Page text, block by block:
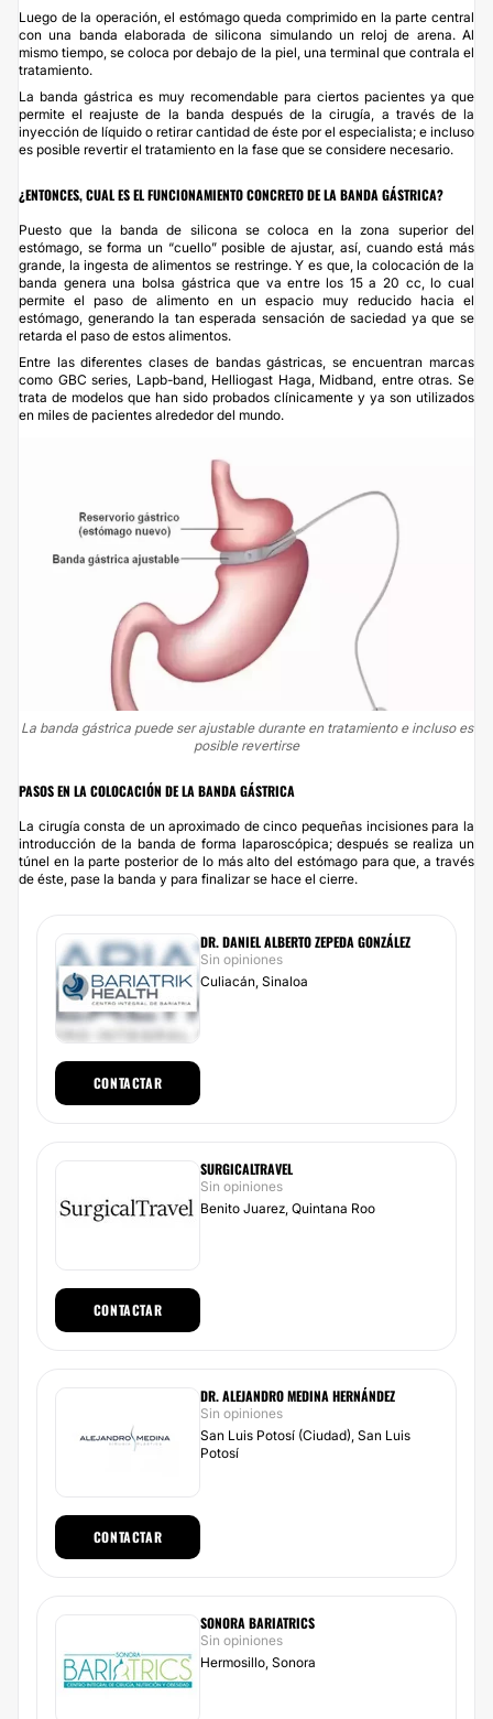
Luego de la operación, el estómago queda comprimido en la parte central
con una banda elaborada de silicona simulando un reloj de arena. Al
mismo tiempo, se coloca por debajo de la piel, una terminal que contrala el
tratamiento.
La banda gástrica es muy recomendable para ciertos pacientes ya que
permite el reajuste de la banda después de la cirugía, a través de la
inyección de líquido o retirar cantidad de éste por el especialista; e incluso
es posible revertir el tratamiento en la fase que se considere necesario.
¿ENTONCES, CUAL ES EL FUNCIONAMIENTO CONCRETO DE LA BANDA GÁSTRICA?
Puesto que la banda de silicona se coloca en la zona superior del
estómago, se forma un “cuello” posible de ajustar, así, cuando está más
grande, la ingesta de alimentos se restringe. Y es que, la colocación de la
banda genera una bolsa gástrica que va entre los 15 a 20 cc, lo cual
permite el paso de alimento en un espacio muy reducido hacia el
estómago, generando la tan esperada sensación de saciedad ya que se
retarda el paso de estos alimentos.
Entre las diferentes clases de bandas gástricas, se encuentran marcas
como GBC series, Lapb-band, Helliogast Haga, Midband, entre otras. Se
trata de modelos que han sido probados clínicamente y ya son utilizados
en miles de pacientes alrededor del mundo.
La banda gástrica puede ser ajustable durante en tratamiento e incluso es
posible revertirse
PASOS EN LA COLOCACIÓN DE LA BANDA GÁSTRICA
La cirugía consta de un aproximado de cinco pequeñas incisiones para la
introducción de la banda de forma laparoscópica; después se realiza un
túnel en la parte posterior de lo más alto del estómago para que, a través
de éste, pase la banda y para finalizar se hace el cierre.
DR. DANIEL ALBERTO ZEPEDA GONZÁLEZ
Sin opiniones
Culiacán, Sinaloa
CONTACTAR
SURGICALTRAVEL
Sin opiniones
Benito Juarez, Quintana Roo
CONTACTAR
DR. ALEJANDRO MEDINA HERNÁNDEZ
Sin opiniones
San Luis Potosí (Ciudad), San Luis
Potosí
CONTACTAR
SONORA BARIATRICS
Sin opiniones
Hermosillo, Sonora